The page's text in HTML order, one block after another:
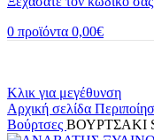
0 προϊόντα 0,00€
Κλικ για μεγέθυνση
Αρχική σελίδα
Βούρτσες ΒΟΥΡΤΣΑΚΙ